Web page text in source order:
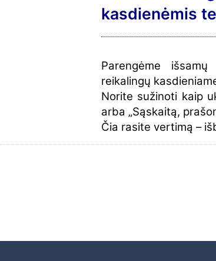
kasdienėmis
Parengėme
reikalingų
Norite sužinoti kaip
arba „Sąskaitą,
Čia rasite vertimą –